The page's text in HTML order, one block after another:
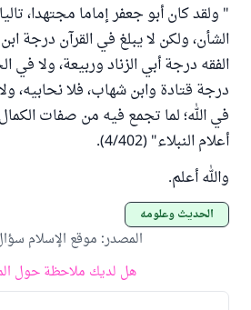
" ولقد كان أبو جعفر إماما مجتهدا،
الشأن، ولكن لا يبلغ في القرآن درجة
الفقه درجة أبي الزناد وربيعة، ولا
درجة قتادة وابن شهاب، فلا نحابيه،
‌في ‌الله؛ ‌لما ‌تجمع ‌فيه ‌من ‌صفات
أعلام النبلاء" (4/402).
والله أعلم.
الحديث وعلومه
المصدر: موقع الإسلام
هل لديك ملاحظة حول